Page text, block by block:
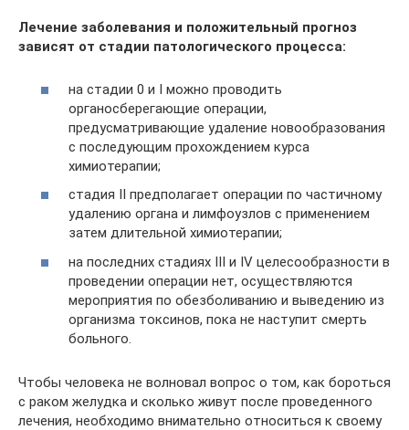
Лечение заболевания и положительный прогноз
зависят от стадии патологического процесса:
на стадии 0 и I можно проводить
органосберегающие операции,
предусматривающие удаление новообразования
с последующим прохождением курса
химиотерапии;
стадия II предполагает операции по частичному
удалению органа и лимфоузлов с применением
затем длительной химиотерапии;
на последних стадиях III и IV целесообразности в
проведении операции нет, осуществляются
мероприятия по обезболиванию и выведению из
организма токсинов, пока не наступит смерть
больного.
Чтобы человека не волновал вопрос о том, как бороться
с раком желудка и сколько живут после проведенного
лечения, необходимо внимательно относиться к своему